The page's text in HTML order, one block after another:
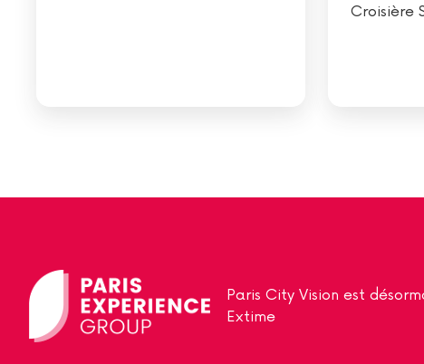
Croisière
Paris City Vision est
Extime